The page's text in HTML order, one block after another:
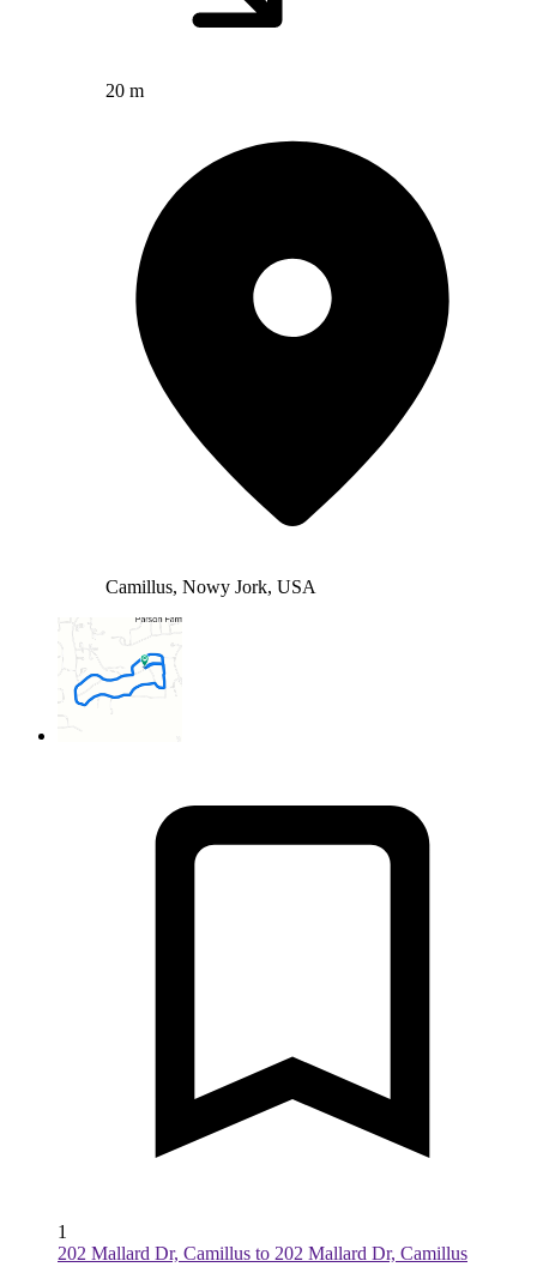
20 m
Camillus, Nowy Jork, USA
1
202 Mallard Dr, Camillus to 202 Mallard Dr, Camillus